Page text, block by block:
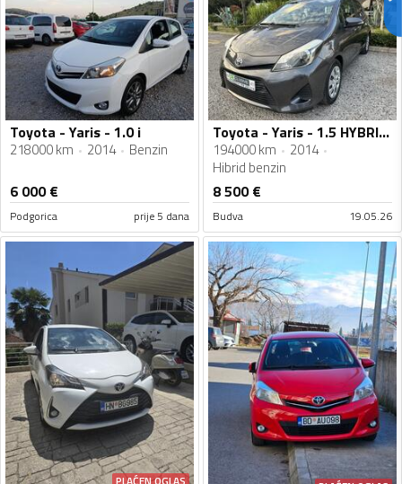
Toyota - Yaris - 1.0 i
218000 km 2014 Benzin
6 000€
Podgorica prije 5 dana
Toyota - Yaris - 1.5 HYBRID BENZIN
194000 km
2014
Hibrid benzin
8 500€
Budva 19.05.26
PLAĆEN OGLAS